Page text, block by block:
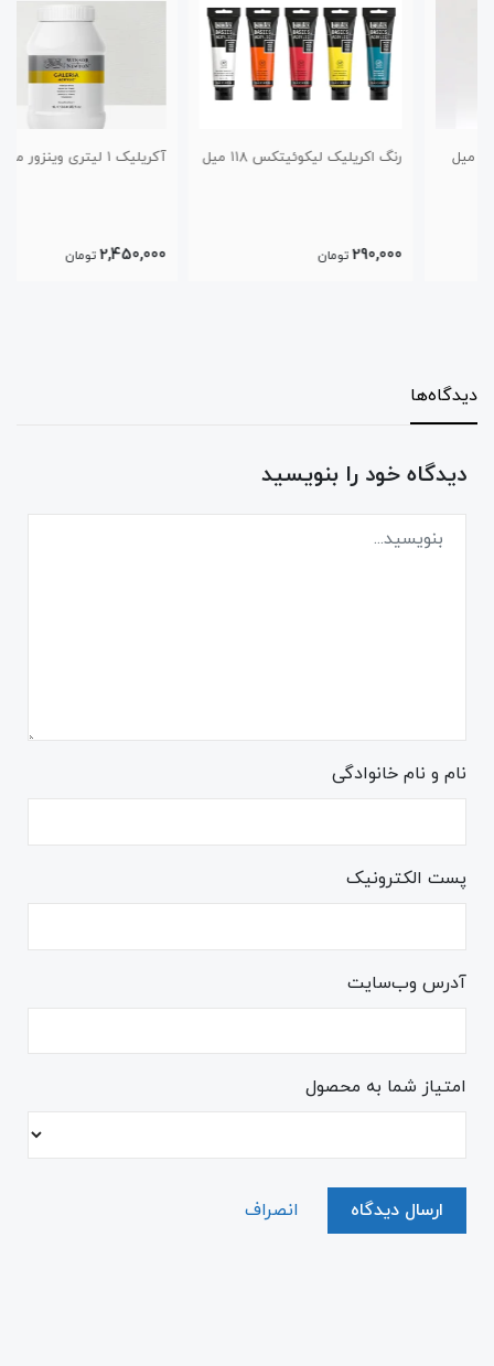
رنگ اکریلیک لیکوئیتکس ۱۱۸ میل
تومان
آکریلیک ۱ لیتری وینزور مدل گالریا
2,450,000 تومان
دیدگاه‌ها
دیدگاه خود را بنویسید
نام و نام خانوادگی
پست الکترونیک
آدرس وب‌سایت
امتیاز شما به محصول
ارسال دیدگاه انصراف